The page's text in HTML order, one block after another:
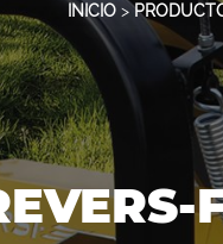
INICIO>